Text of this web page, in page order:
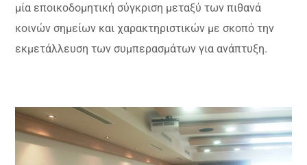
μία εποικοδομητική σύγκριση μεταξύ των πιθανά
κοινών σημείων και χαρακτηριστικών με σκοπό την
εκμετάλλευση των συμπερασμάτων για ανάπτυξη.